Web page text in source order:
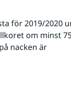
för 2019/2020
om minst
nacken är